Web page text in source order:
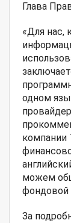
Глава
«Для нас,
одном
компании
можем
фондовой
За